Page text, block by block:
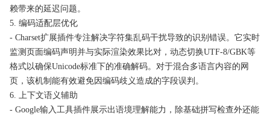
赖带来的延迟问题。
5. 编码适配层优化
- Charset扩展插件专注解决字符集乱码干扰导致的识别错误。它实时
监测页面编码声明并与实际渲染效果比对，动态切换UTF-8/GBK等
格式以确保Unicode标准下的准确解码。对于混合多语言内容的网
页，该机制能有效避免因编码歧义造成的字段误判。
6. 上下文语义辅助
- Google输入工具插件展示出语境理解能力，除基础拼写检查外还能